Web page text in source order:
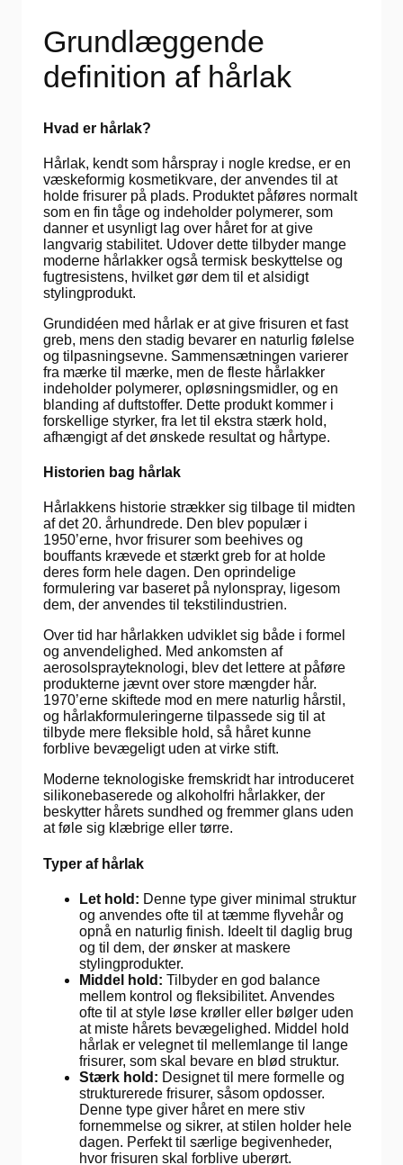
Grundlæggende
definition af hårlak
Hvad er hårlak?
Hårlak, kendt som hårspray i nogle kredse, er en
væskeformig kosmetikvare, der anvendes til at
holde frisurer på plads. Produktet påføres normalt
som en fin tåge og indeholder polymerer, som
danner et usynligt lag over håret for at give
langvarig stabilitet. Udover dette tilbyder mange
moderne hårlakker også termisk beskyttelse og
fugtresistens, hvilket gør dem til et alsidigt
stylingprodukt.
Grundidéen med hårlak er at give frisuren et fast
greb, mens den stadig bevarer en naturlig følelse
og tilpasningsevne. Sammensætningen varierer
fra mærke til mærke, men de fleste hårlakker
indeholder polymerer, opløsningsmidler, og en
blanding af duftstoffer. Dette produkt kommer i
forskellige styrker, fra let til ekstra stærk hold,
afhængigt af det ønskede resultat og hårtype.
Historien bag hårlak
Hårlakkens historie strækker sig tilbage til midten
af det 20. århundrede. Den blev populær i
1950’erne, hvor frisurer som beehives og
bouffants krævede et stærkt greb for at holde
deres form hele dagen. Den oprindelige
formulering var baseret på nylonspray, ligesom
dem, der anvendes til tekstilindustrien.
Over tid har hårlakken udviklet sig både i formel
og anvendelighed. Med ankomsten af
aerosolsprayteknologi, blev det lettere at påføre
produkterne jævnt over store mængder hår.
1970’erne skiftede mod en mere naturlig hårstil,
og hårlakformuleringerne tilpassede sig til at
tilbyde mere fleksible hold, så håret kunne
forblive bevægeligt uden at virke stift.
Moderne teknologiske fremskridt har introduceret
silikonebaserede og alkoholfri hårlakker, der
beskytter hårets sundhed og fremmer glans uden
at føle sig klæbrige eller tørre.
Typer af hårlak
Let hold: Denne type giver minimal struktur
og anvendes ofte til at tæmme flyvehår og
opnå en naturlig finish. Ideelt til daglig brug
og til dem, der ønsker at maskere
stylingprodukter.
Middel hold: Tilbyder en god balance
mellem kontrol og fleksibilitet. Anvendes
ofte til at style løse krøller eller bølger uden
at miste hårets bevægelighed. Middel hold
hårlak er velegnet til mellemlange til lange
frisurer, som skal bevare en blød struktur.
Stærk hold: Designet til mere formelle og
strukturerede frisurer, såsom opdosser.
Denne type giver håret en mere stiv
fornemmelse og sikrer, at stilen holder hele
dagen. Perfekt til særlige begivenheder,
hvor frisuren skal forblive uberørt.